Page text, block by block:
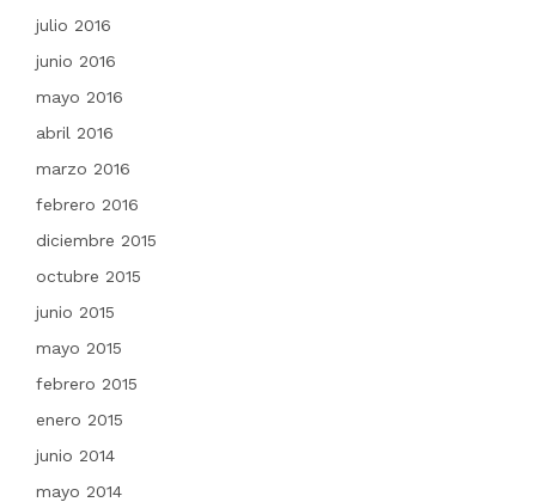
julio 2016
junio 2016
mayo 2016
abril 2016
marzo 2016
febrero 2016
diciembre 2015
octubre 2015
junio 2015
mayo 2015
febrero 2015
enero 2015
junio 2014
mayo 2014